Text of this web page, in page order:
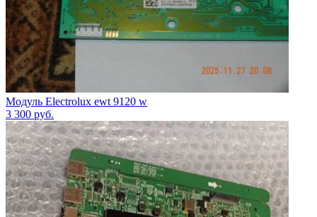
Модуль Electrolux ewt 9120 w
3 300 руб.